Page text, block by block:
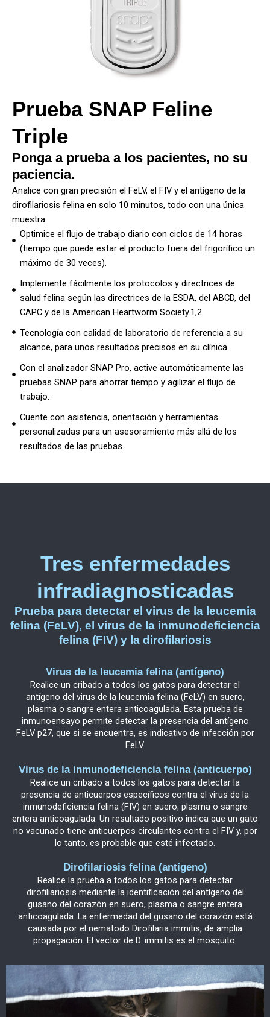
Prueba SNAP Feline
Triple
Ponga a prueba a los pacientes, no su
paciencia.
Analice con gran precisión el FeLV, el FIV y el antígeno de la
dirofilariosis felina en solo 10 minutos, todo con una única
muestra.
Optimice el flujo de trabajo diario con ciclos de 14 horas
(tiempo que puede estar el producto fuera del frigorífico un
máximo de 30 veces).
Implemente fácilmente los protocolos y directrices de
salud felina según las directrices de la ESDA, del ABCD, del
CAPC y de la American Heartworm Society.1,2
Tecnología con calidad de laboratorio de referencia a su
alcance, para unos resultados precisos en su clínica.
Con el analizador SNAP Pro, active automáticamente las
pruebas SNAP para ahorrar tiempo y agilizar el flujo de
trabajo.
Cuente con asistencia, orientación y herramientas
personalizadas para un asesoramiento más allá de los
resultados de las pruebas.
Tres enfermedades
infradiagnosticadas
Prueba para detectar el virus de la leucemia
felina (FeLV), el virus de la inmunodeficiencia
felina (FIV) y la dirofilariosis
Virus de la leucemia felina (antígeno)
Realice un cribado a todos los gatos para detectar el
antígeno del virus de la leucemia felina (FeLV) en suero,
plasma o sangre entera anticoagulada. Esta prueba de
inmunoensayo permite detectar la presencia del antígeno
FeLV p27, que si se encuentra, es indicativo de infección por
FeLV.
Virus de la inmunodeficiencia felina (anticuerpo)
Realice un cribado a todos los gatos para detectar la
presencia de anticuerpos específicos contra el virus de la
inmunodeficiencia felina (FIV) en suero, plasma o sangre
entera anticoagulada. Un resultado positivo indica que un gato
no vacunado tiene anticuerpos circulantes contra el FIV y, por
lo tanto, es probable que esté infectado.
Dirofilariosis felina (antígeno)
Realice la prueba a todos los gatos para detectar
dirofiliariosis mediante la identificación del antígeno del
gusano del corazón en suero, plasma o sangre entera
anticoagulada. La enfermedad del gusano del corazón está
causada por el nematodo Dirofilaria immitis, de amplia
propagación. El vector de D. immitis es el mosquito.